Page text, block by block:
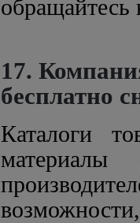
17.
бесплатно
Каталоги